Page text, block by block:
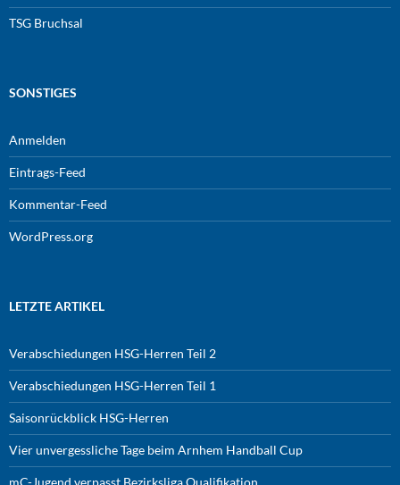
TSG Bruchsal
SONSTIGES
Anmelden
Eintrags-Feed
Kommentar-Feed
WordPress.org
LETZTE ARTIKEL
Verabschiedungen HSG-Herren Teil 2
Verabschiedungen HSG-Herren Teil 1
Saisonrückblick HSG-Herren
Vier unvergessliche Tage beim Arnhem Handball Cup